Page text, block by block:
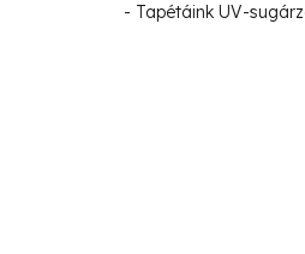
- Tapétáink UV-